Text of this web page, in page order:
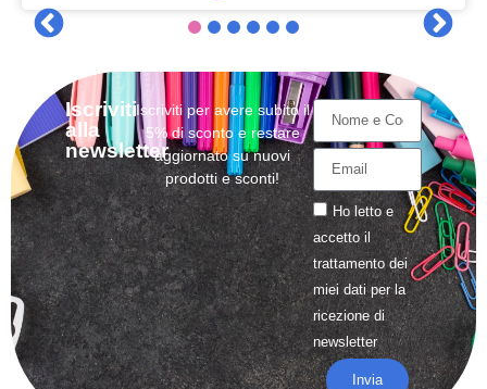
Iscriviti
alla
newsletter
Iscriviti per avere subito il
5% di sconto e restare
aggiornato su nuovi
prodotti e sconti!
Ho letto e
accetto il
trattamentodei
miei dati per la
ricezione di
newsletter
Invia